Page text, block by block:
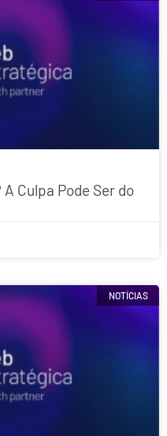
Culpa Pode Ser do
NOTÍCIAS